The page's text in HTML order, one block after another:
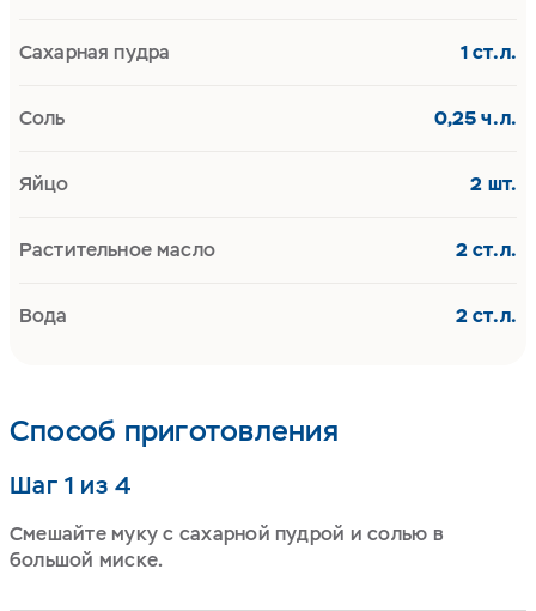
Способ приготовления
Шаг 1 из 4
Смешайте муку с сахарной пудрой и солью в
большой миске.
Сахарная пудра 1 ст.л.
Соль 0,25 ч.л.
Яйцо 2 шт.
Растительное масло 2 ст.л.
Вода 2 ст.л.